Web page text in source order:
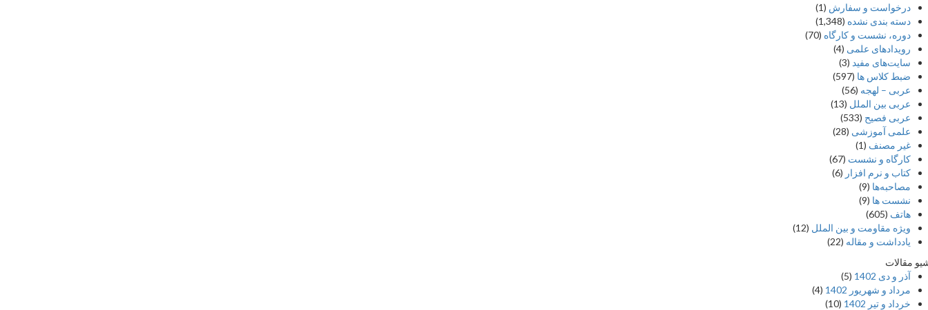
درخواست و سفارش (1)
دسته بندی نشده (1,348)
دوره، نشست و کارگاه (70)
رویدادهای علمی (4)
سایت‌های مفید (3)
ضبط کلاس ها (597)
عربی – لهجه (56)
عربی بین الملل (13)
عربی فصیح (533)
علمی آموزشی (28)
غير مصنف (1)
کارگاه و نشست (67)
کتاب و نرم افزار (6)
مصاحبه‌ها (9)
نشست ها (9)
هاتف (605)
ویژه مقاومت و بین الملل (12)
یادداشت‌ و مقاله (22)
مقالات
آذر و دی 1402
(5)
مرداد و شهریور 1402
(4)
خرداد و تیر 1402
(10)